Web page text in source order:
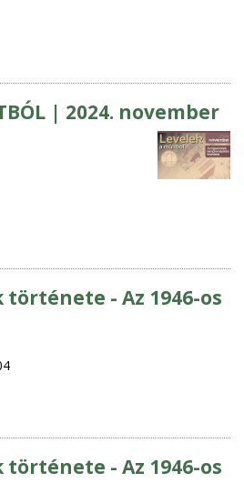
| 2024. november
története - Az 1946-os
története - Az 1946-os